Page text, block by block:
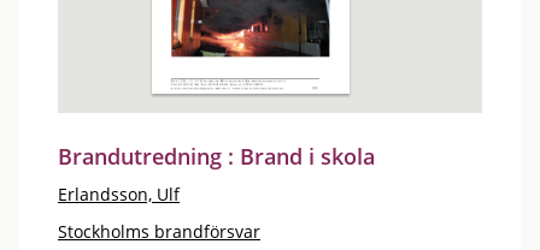
Brandutredning : Brand i skola
Erlandsson, Ulf
Stockholms brandförsvar